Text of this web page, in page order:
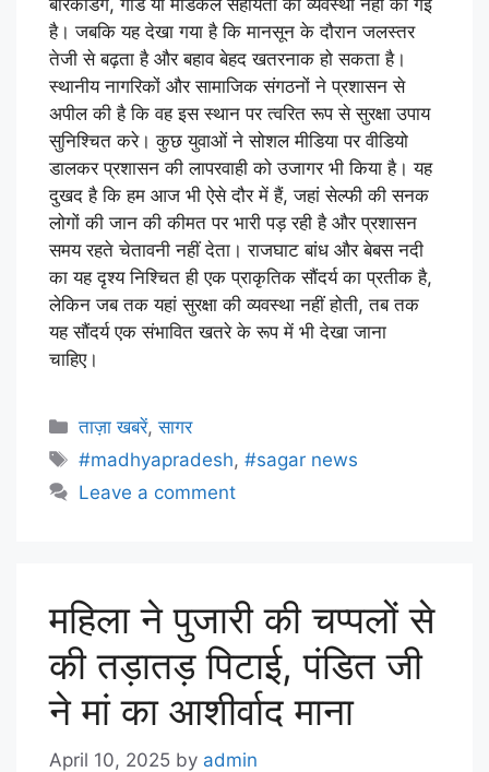
बैरिकेडिंग, गार्ड या मेडिकल सहायता की व्यवस्था नहीं की गई
है। जबकि यह देखा गया है कि मानसून के दौरान जलस्तर
तेजी से बढ़ता है और बहाव बेहद खतरनाक हो सकता है।
स्थानीय नागरिकों और सामाजिक संगठनों ने प्रशासन से
अपील की है कि वह इस स्थान पर त्वरित रूप से सुरक्षा उपाय
सुनिश्चित करे। कुछ युवाओं ने सोशल मीडिया पर वीडियो
डालकर प्रशासन की लापरवाही को उजागर भी किया है। यह
दुखद है कि हम आज भी ऐसे दौर में हैं, जहां सेल्फी की सनक
लोगों की जान की कीमत पर भारी पड़ रही है और प्रशासन
समय रहते चेतावनी नहीं देता। राजघाट बांध और बेबस नदी
का यह दृश्य निश्चित ही एक प्राकृतिक सौंदर्य का प्रतीक है,
लेकिन जब तक यहां सुरक्षा की व्यवस्था नहीं होती, तब तक
यह सौंदर्य एक संभावित खतरे के रूप में भी देखा जाना
चाहिए।
ताज़ा खबरें,सागर
#madhyapradesh,#sagar news
Leave a comment
महिला ने पुजारी की चप्पलों से
की तड़ातड़ पिटाई, पंडित जी
ने मां का आशीर्वाद माना
April 10, 2025 by admin